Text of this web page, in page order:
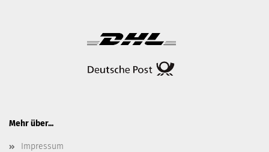
Mehr über...
Impressum